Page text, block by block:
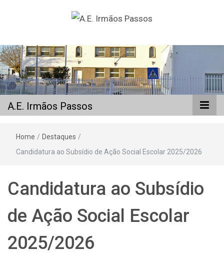
A.E. Irmãos
Passos
A.E. Irmãos Passos
Home / Destaques /
Candidatura ao Subsídio de Ação Social Escolar 2025/2026
Candidatura ao Subsídio
de Ação Social Escolar
2025/2026